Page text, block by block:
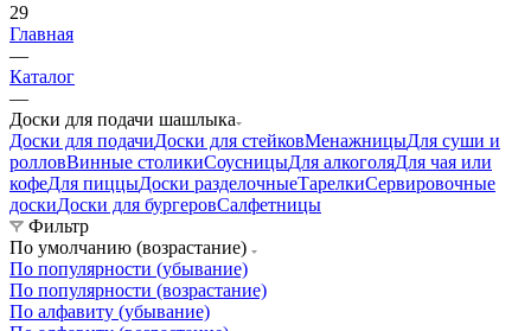
29
Главная
—
Каталог
—
Доски для подачи шашлыка
Доски для подачиДоски для стейковМенажницыДля суши и
ролловВинные столикиСоусницыДля алкоголяДля чая или
кофеДля пиццыДоски разделочныеТарелкиСервировочные
доскиДоски для бургеровСалфетницы
Фильтр
По умолчанию (возрастание)
По популярности (убывание)
По популярности (возрастание)
По алфавиту (убывание)